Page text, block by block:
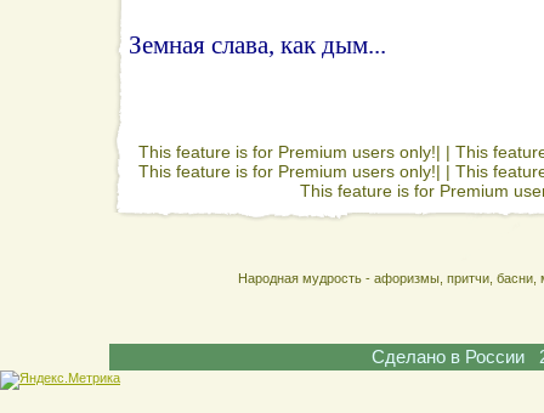
Земная слава, как дым...
This feature is for Premium users only!| | This
This feature is for Premium users only!| | This
This feature is for Premium
Народная мудрость - афоризмы, притчи,
Сделано в России